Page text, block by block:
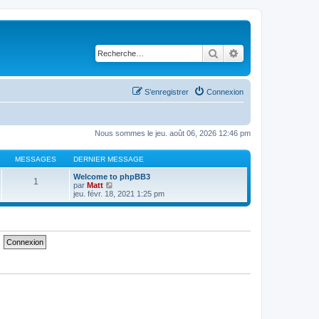
Rechercher
Connexion
S’enregistrer
Nous sommes le jeu. août 06, 2026 12:46 pm
MESSAGES DERNIER MESSAGE
1
Welcome to phpBB3
par Matt
o
i
jeu. févr. 18, 2021 1:25 pm